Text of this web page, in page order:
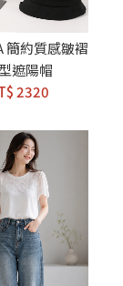
簡約質感皺褶
遮陽帽
2320